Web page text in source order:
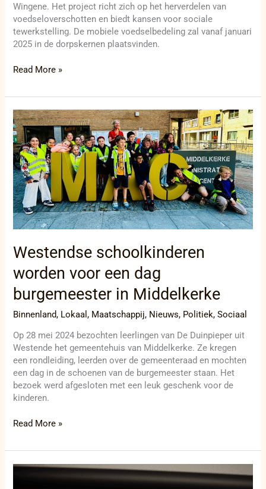
Wingene. Het project richt zich op het herverdelen van
voedseloverschotten en biedt kansen voor sociale
tewerkstelling. De mobiele voedselbedeling zal vanaf januari
2025 in de dorpskernen plaatsvinden.
Read More »
Westendse schoolkinderen
worden voor een dag
burgemeester in Middelkerke
Binnenland, Lokaal, Maatschappij, Nieuws, Politiek,Sociaal
Op 28 mei 2024 bezochten leerlingen van De Duinpieper uit
Westende het gemeentehuis van Middelkerke. Ze kregen
een rondleiding, leerden over de gemeenteraad en mochten
een dag in de schoenen van de burgemeester staan. Het
bezoek werd afgesloten met een leuk geschenk voor de
kinderen.
Westendse
schoolkinderen
worden
voor
een
dag
burgemeester
in
Middelkerke
Read More »
Diksmuide